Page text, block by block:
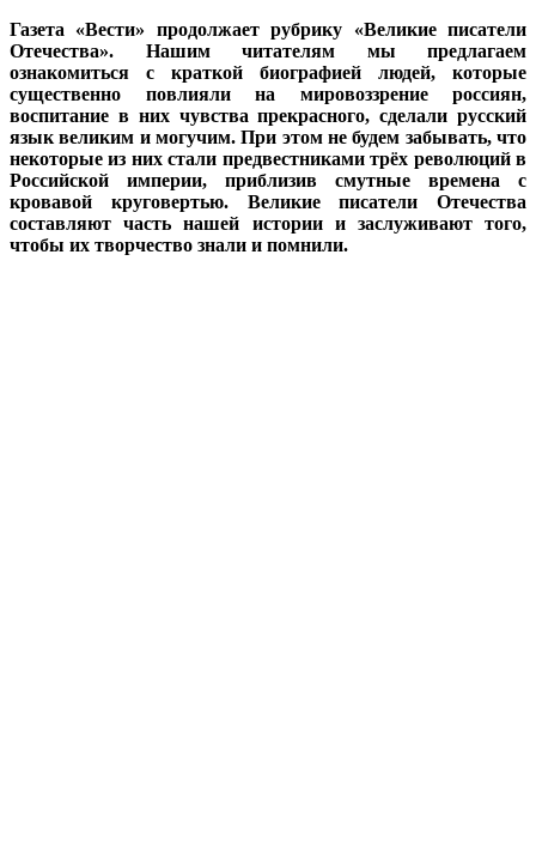
Газета «Вести» продолжает рубрику «Великие писатели
Отечества». Нашим читателям мы предлагаем
ознакомиться с краткой биографией людей, которые
существенно повлияли на мировоззрение россиян,
воспитание в них чувства прекрасного, сделали русский
язык великим и могучим. При этом не будем забывать, что
некоторые из них стали предвестниками трёх революций в
Российской империи, приблизив смутные времена с
кровавой круговертью. Великие писатели Отечества
составляют часть нашей истории и заслуживают того,
чтобы их творчество знали и помнили.